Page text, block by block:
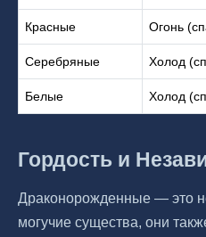
Красные Огонь
Серебряные Холод
Белые Холод
Гордость и
Драконорожденные — это
могучие существа, они